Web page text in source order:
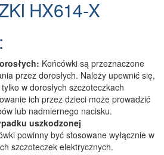
HX614-X
Końcówki są przeznaczone
przez dorosłych. Należy upewnić się,
w dorosłych szczoteczkach
ich przez dzieci może prowadzić
lub nadmiernego nacisku.
uszkodzonej
powinny być stosowane wyłącznie w
szczoteczek elektrycznych.